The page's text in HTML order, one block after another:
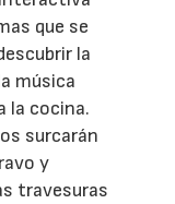
que se
la
música
la cocina.
surcarán
y
travesuras